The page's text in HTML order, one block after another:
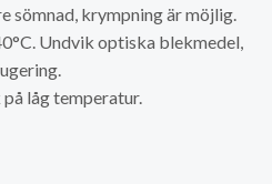
sömnad, krympning är möjlig.
Undvik optiska blekmedel,
låg temperatur.